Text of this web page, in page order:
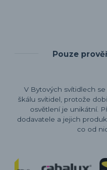
Pouze
V Bytových svítidlech
škálu svítidel, protože
osvětlení je unikátní.
dodavatele a jejich
co od